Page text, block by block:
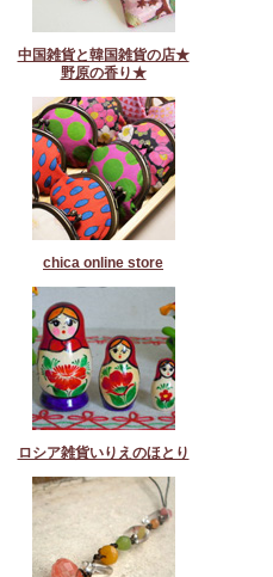
中国雑貨と韓国雑貨の店★
野原の香り★
chica online store
ロシア雑貨いりえのほとり